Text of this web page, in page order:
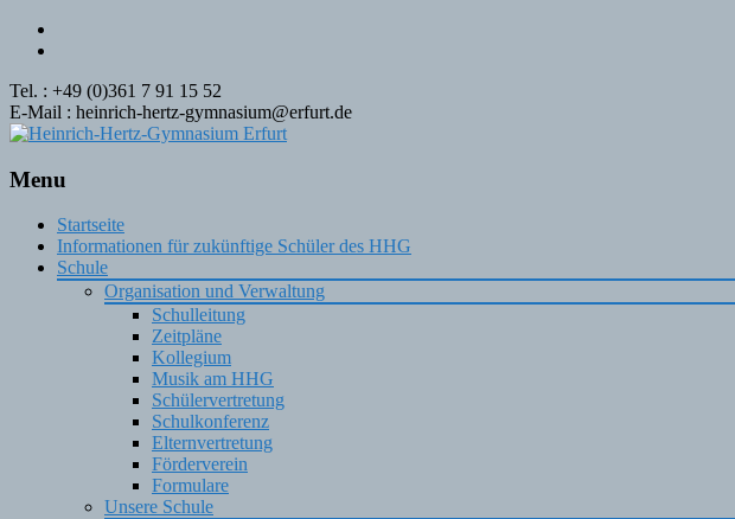
Tel. : +49 (0)361 7 91 15 52
E-Mail : heinrich-hertz-gymnasium@erfurt.de
Menu
Skip
content
Startseite
Informationen für zukünftige Schüler des HHG
Schule
Organisation und Verwaltung
Schulleitung
Zeitpläne
Kollegium
Musik am HHG
Schülervertretung
Schulkonferenz
Elternvertretung
Förderverein
Formulare
Unsere Schule